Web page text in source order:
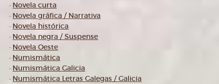
- Novela curta
- Novela gráfica / Narrativa
- Novela histórica
- Novela negra / Suspense
- Novela Oeste
- Numismática
- Numismática Galicia
- Numismática Letras Galegas / Galicia